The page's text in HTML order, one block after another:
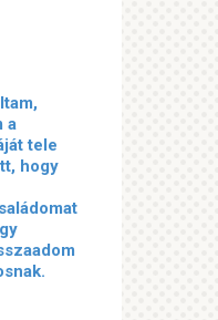
a
tele
hogy